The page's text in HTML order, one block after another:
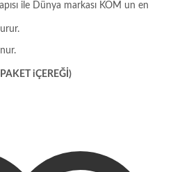
ile Dünya markası KOM un en
iÇEREĞİ)